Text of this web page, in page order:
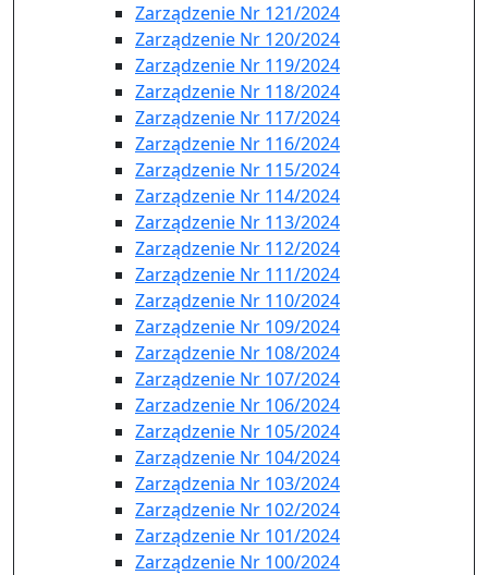
Zarządzenie Nr 121/2024
Zarządzenie Nr 120/2024
Zarządzenie Nr 119/2024
Zarządzenie Nr 118/2024
Zarządzenie Nr 117/2024
Zarządzenie Nr 116/2024
Zarządzenie Nr 115/2024
Zarządzenie Nr 114/2024
Zarządzenie Nr 113/2024
Zarządzenie Nr 112/2024
Zarządzenie Nr 111/2024
Zarządzenie Nr 110/2024
Zarządzenie Nr 109/2024
Zarządzenie Nr 108/2024
Zarządzenie Nr 107/2024
Zarzadzenie Nr 106/2024
Zarządzenie Nr 105/2024
Zarządzenie Nr 104/2024
Zarządzenia Nr 103/2024
Zarządzenie Nr 102/2024
Zarządzenie Nr 101/2024
Zarządzenie Nr 100/2024